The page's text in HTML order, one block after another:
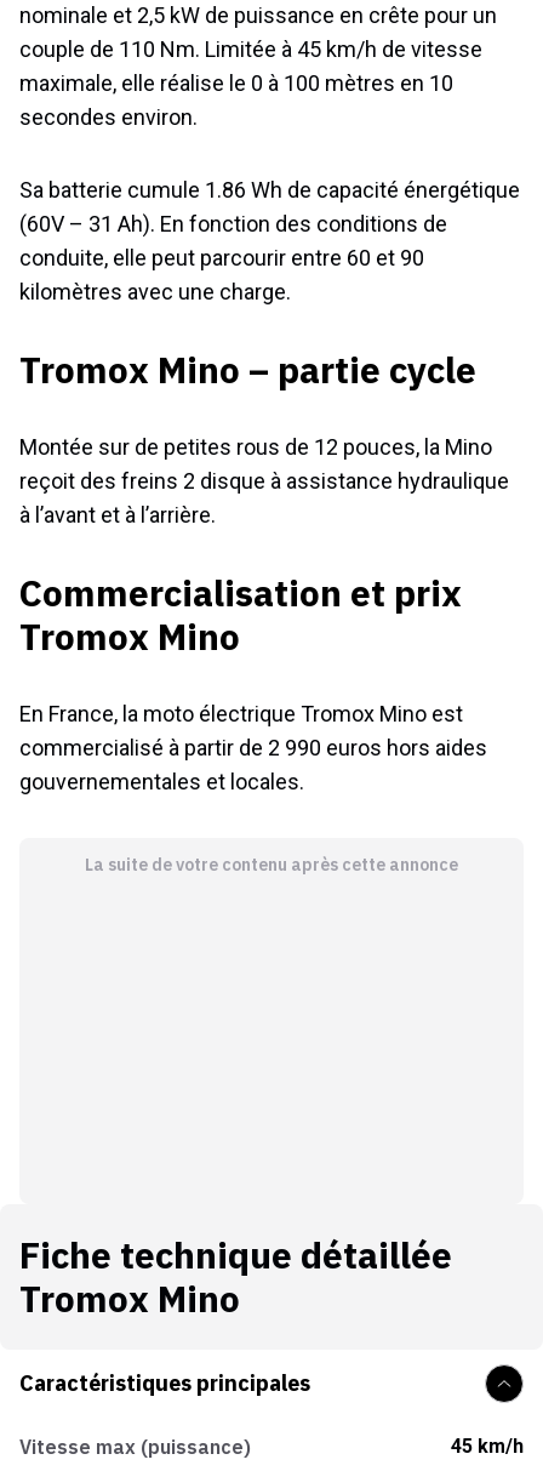
nominale et 2,5 kW de puissance en crête pour un
couple de 110 Nm. Limitée à 45 km/h de vitesse
maximale, elle réalise le 0 à 100 mètres en 10
secondes environ.
Sa batterie cumule 1.86 Wh de capacité énergétique
(60V – 31 Ah). En fonction des conditions de
conduite, elle peut parcourir entre 60 et 90
kilomètres avec une charge.
Tromox Mino – partie cycle
Montée sur de petites rous de 12 pouces, la Mino
reçoit des freins 2 disque à assistance hydraulique
à l’avant et à l’arrière.
Commercialisation et prix
Tromox Mino
En France, la moto électrique Tromox Mino est
commercialisé à partir de 2 990 euros hors aides
gouvernementales et locales.
La suite de votre contenu après cette annonce
Fiche technique détaillée
Tromox Mino
Caractéristiques principales
Vitesse max (puissance) 45 km/h